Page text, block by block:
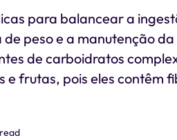
para balancear a
peso e a manutenção
de carboidratos
e frutas, pois eles contêm